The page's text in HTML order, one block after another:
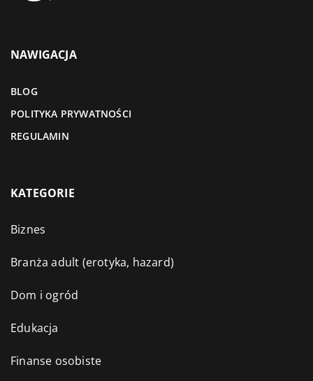
NAWIGACJA
BLOG
POLITYKA PRYWATNOŚCI
REGULAMIN
KATEGORIE
Biznes
Branża adult (erotyka, hazard)
Dom i ogród
Edukacja
Finanse osobiste